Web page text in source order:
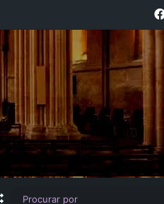
Artigo aleatório